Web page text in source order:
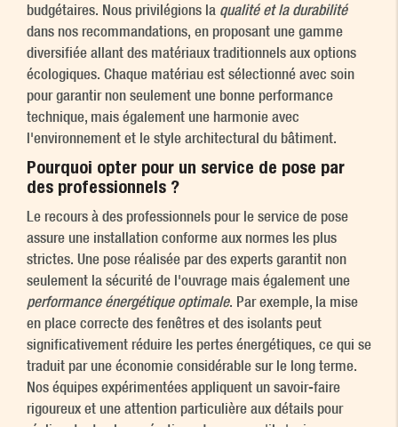
budgétaires. Nous privilégions la qualité et la durabilité
dans nos recommandations, en proposant une gamme
diversifiée allant des matériaux traditionnels aux options
écologiques. Chaque matériau est sélectionné avec soin
pour garantir non seulement une bonne performance
technique, mais également une harmonie avec
l'environnement et le style architectural du bâtiment.
Pourquoi opter pour un service de pose par
des professionnels ?
Le recours à des professionnels pour le service de pose
assure une installation conforme aux normes les plus
strictes. Une pose réalisée par des experts garantit non
seulement la sécurité de l'ouvrage mais également une
performance énergétique optimale. Par exemple, la mise
en place correcte des fenêtres et des isolants peut
significativement réduire les pertes énergétiques, ce qui se
traduit par une économie considérable sur le long terme.
Nos équipes expérimentées appliquent un savoir-faire
rigoureux et une attention particulière aux détails pour